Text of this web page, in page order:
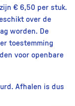
€ 6,50 per stuk.
over de
worden. De
toestemming
voor openbare
Afhalen is dus